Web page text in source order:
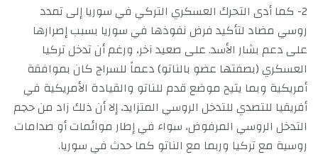
2- كما أدى التحرك العسكري التركي في سوريا إلى تمدد
روسي مضاد لتأكيد فرض نفوذها في سوريا بسبب إصرارها
على دعم بشار الأسد. على صعيد آخر، ورغم أن تدخل تركيا
العسكري (بصفتها عضو بالناتو) دعماً للسراج كان بموافقة
أمريكية وبما يتيح موضع قدم للناتو والقيادة الأمريكية في
أفريقيا للتصدي للتدخل الروسي المتزايد، إلا أن ذلك زاد من حجم
التدخل الروسي المرفوض، سواء في إطار موائمات أو صدامات
روسية مع تركيا وربما مع الناتو كما حدث في سوريا.